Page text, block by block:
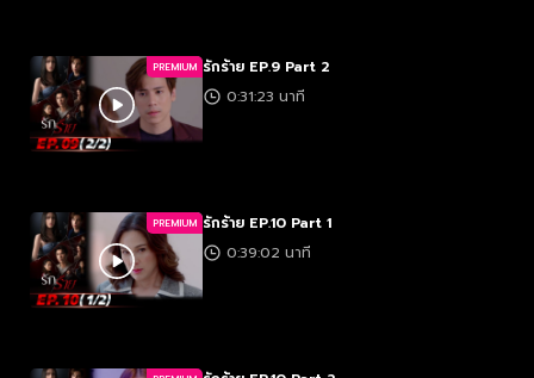
PREMIUM รักร้าย EP.9 Part 2
0:31:23 นาที
PREMIUM รักร้าย EP.10 Part 1
0:39:02 นาที